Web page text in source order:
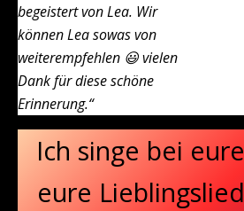
begeistert von Lea. Wir
können Lea sowas von
weiterempfehlen 😃 vielen
Dank für diese schöne
Erinnerung.“
Ich singe bei
eure